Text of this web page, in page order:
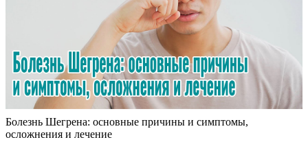
Болезнь Шегрена: основные причины и симптомы,
осложнения и лечение